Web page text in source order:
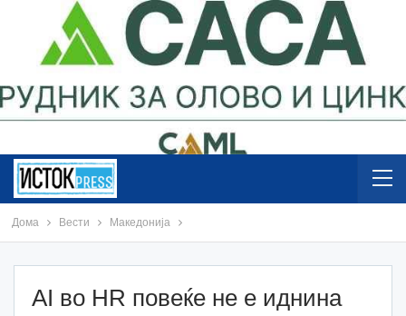
Дома Вести Македонија
AI во HR повеќе не е иднина